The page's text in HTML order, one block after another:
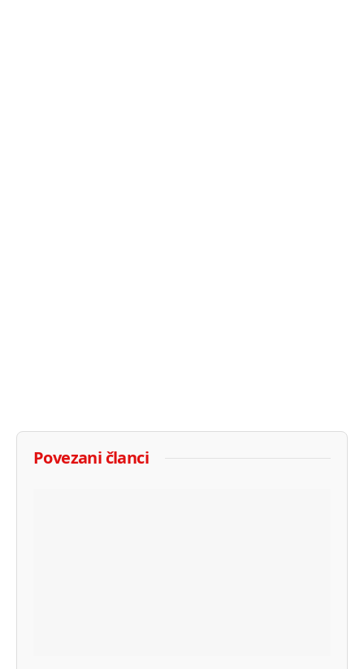
Povezani članci